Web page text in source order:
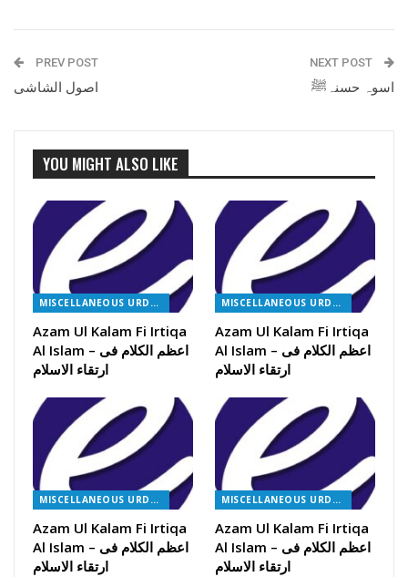
PREV POST
اصول الشاشی
NEXT POST
اسوہ حسنہﷺ
YOU MIGHT ALSO LIKE
MISCELLANEOUS URDU BOOKS
Azam Ul Kalam Fi Irtiqa
Al Islam – اعظم الکلام فی
ارتقاء الاسلام
MISCELLANEOUS URDU BOOKS
Azam Ul Kalam Fi Irtiqa
Al Islam – اعظم الکلام فی
ارتقاء الاسلام
MISCELLANEOUS URDU BOOKS
Azam Ul Kalam Fi Irtiqa
Al Islam – اعظم الکلام فی
ارتقاء الاسلام
MISCELLANEOUS URDU BOOKS
Azam Ul Kalam Fi Irtiqa
Al Islam – اعظم الکلام فی
ارتقاء الاسلام